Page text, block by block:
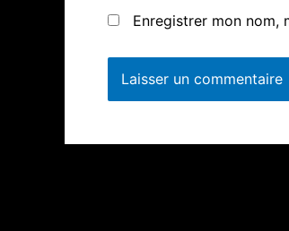
Enregistrer mon nom,